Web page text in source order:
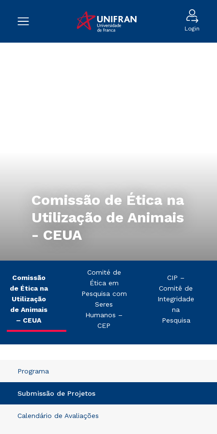
Login
Comissão de Ética na
Utilização de Animais
- CEUA
Comissão
de Ética na
Utilização
de Animais
– CEUA
Comité de
Ética em
Pesquisa com
Seres
Humanos –
CEP
CIP –
Comitê de
Integridade
na
Pesquisa
Programa
Submissão de Projetos
Calendário de Avaliações